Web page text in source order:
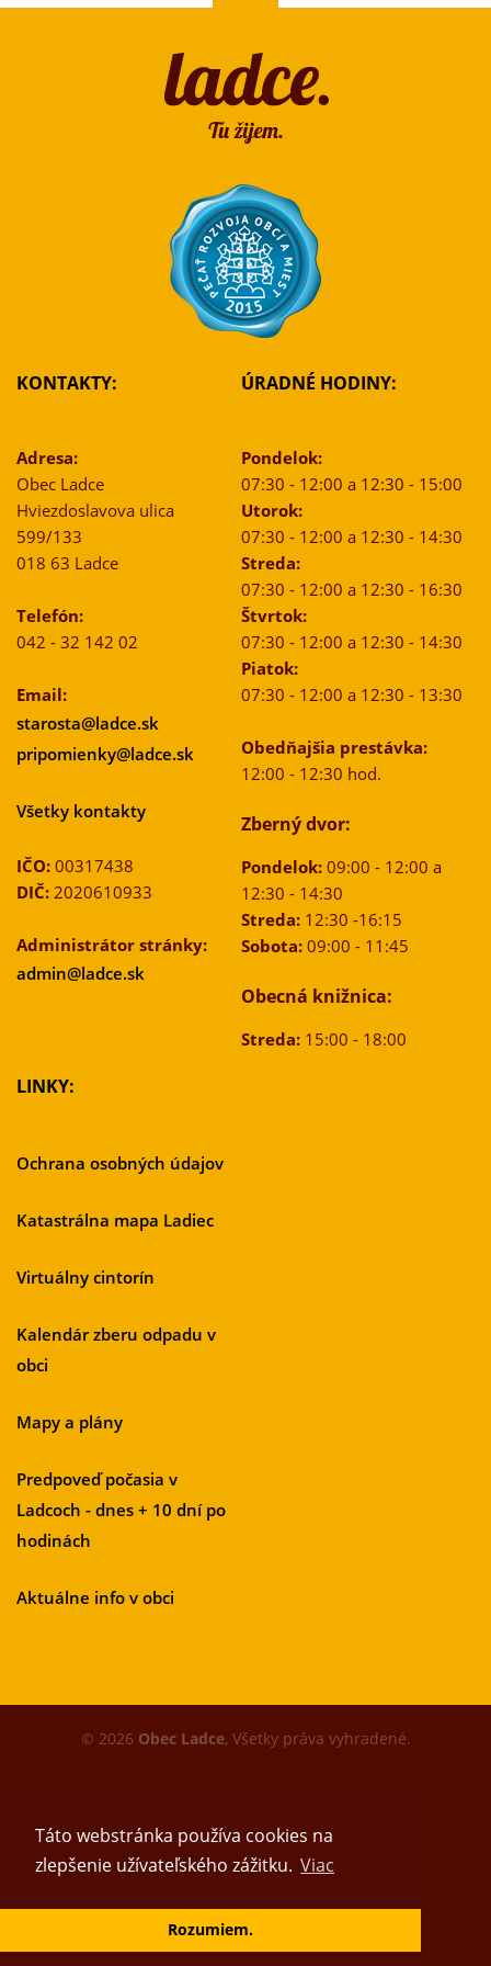
Táto webstránka používa cookies na
zlepšenie užívateľského zážitku. Viac
Rozumiem.
KONTAKTY:
Adresa:
Obec Ladce
Hviezdoslavova ulica
599/133
018 63 Ladce
Telefón:
042 - 32 142 02
Email:
starosta@ladce.sk
pripomienky@ladce.sk
Všetky kontakty
IČO: 00317438
DIČ: 2020610933
Administrátor stránky:
admin@ladce.sk
ÚRADNÉ HODINY:
Pondelok:
07:30 - 12:00 a 12:30 - 15:00
Utorok:
07:30 - 12:00 a 12:30 - 14:30
Streda:
07:30 - 12:00 a 12:30 - 16:30
Štvrtok:
07:30 - 12:00 a 12:30 - 14:30
Piatok:
07:30 - 12:00 a 12:30 - 13:30
Obedňajšia prestávka:
12:00 - 12:30 hod.
Zberný dvor:
Pondelok:09:00 - 12:00 a
12:30 - 14:30
Streda:12:30 -16:15
Sobota:09:00 - 11:45
Obecná knižnica:
Streda:15:00 - 18:00
LINKY:
Ochrana osobných údajov
Katastrálna mapa Ladiec
Virtuálny cintorín
Kalendár zberu odpadu v
obci
Mapy a plány
Predpoveď počasia v
Ladcoch - dnes + 10 dní po
hodinách
Aktuálne info v obci
© 2026 Obec Ladce, Všetky práva vyhradené.
Vytvoril tím